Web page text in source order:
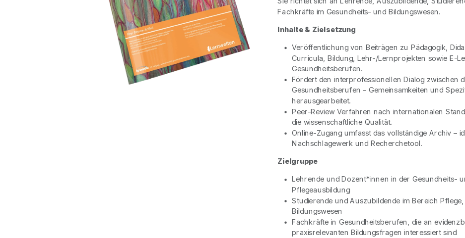
Fachkräfte im Gesundheits- und Bildungswesen.
Inhalte & Zielsetzung
Veröffentlichung von Beiträgen zu Pädagogik,
Curricula, Bildung, Lehr-/Lernprojekten sowie E-
Gesundheitsberufen.
Fördert den interprofessionellen Dialog zwischen
Gesundheitsberufen – Gemeinsamkeiten und
herausgearbeitet.
Peer-Review Verfahren nach internationalen
die wissenschaftliche Qualität.
Online-Zugang umfasst das vollständige Archiv –
Nachschlagewerk und Recherchetool.
Zielgruppe
Lehrende und Dozent*innen in der Gesundheits-
Pflegeausbildung
Studierende und Auszubildende im Bereich Pflege,
Bildungswesen
Fachkräfte in Gesundheitsberufen, die an
praxisrelevanten Bildungsfragen interessiert sind